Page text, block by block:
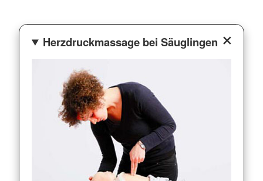
Herzdruckmassage bei Säuglingen